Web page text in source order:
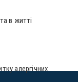
в житті
алергічних